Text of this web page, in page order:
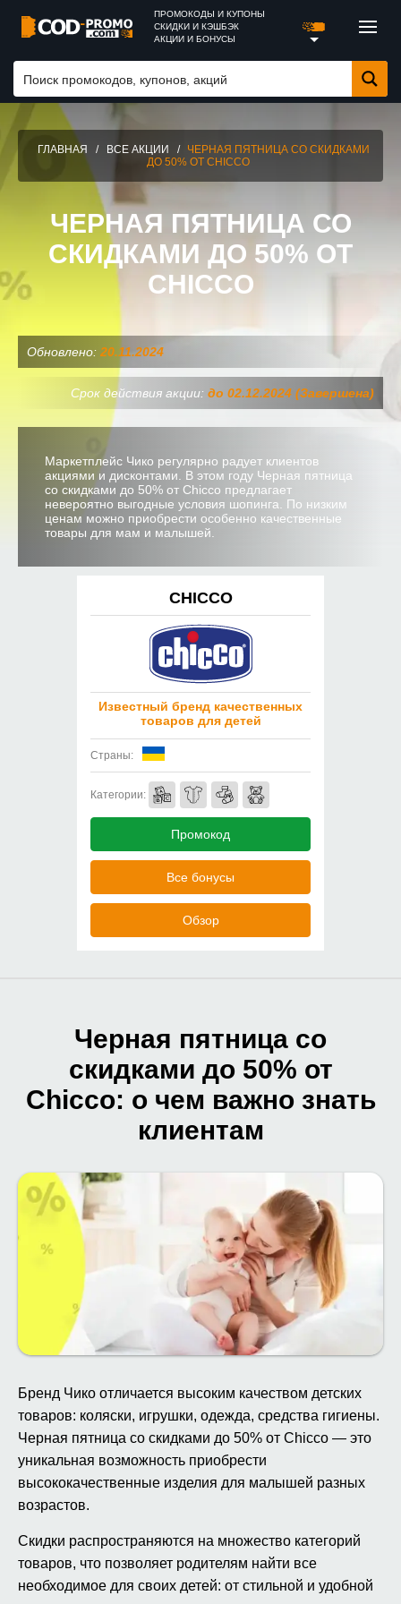
ПРОМОКОДЫ И КУПОНЫ
СКИДКИ И КЭШБЭК
АКЦИИ И БОНУСЫ
ГЛАВНАЯ / ВСЕ АКЦИИ / ЧЕРНАЯ ПЯТНИЦА СО СКИДКАМИ
ДО 50% ОТ CHICCO
ЧЕРНАЯ ПЯТНИЦА СО
СКИДКАМИ ДО 50% ОТ
CHICCO
Обновлено: 20.11.2024
Срок действия акции: до 02.12.2024 (Завершена)
Маркетплейс Чико регулярно радует клиентов
акциями и дисконтами. В этом году Черная пятница
со скидками до 50% от Chicco предлагает
невероятно выгодные условия шопинга. По низким
ценам можно приобрести особенно качественные
товары для мам и малышей.
CHICCO
Известный бренд качественных
товаров для детей
Страны:
Категории:
Промокод
Все бонусы
Обзор
Черная пятница со
скидками до 50% от
Chicco: о чем важно знать
клиентам
Бренд Чико отличается высоким качеством детских
товаров: коляски, игрушки, одежда, средства гигиены.
Черная пятница со скидками до 50% от Chicco — это
уникальная возможность приобрести
высококачественные изделия для малышей разных
возрастов.
Скидки распространяются на множество категорий
товаров, что позволяет родителям найти все
необходимое для своих детей: от стильной и удобной